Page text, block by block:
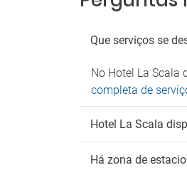
Que serviços se
No Hotel La Scala
completa de
Hotel La Scala
Há zona de